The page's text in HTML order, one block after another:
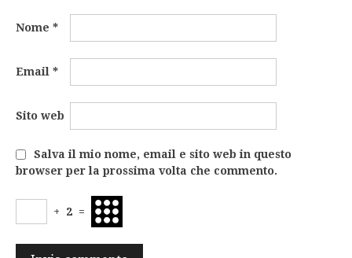
Nome *
Email *
Sito web
Salva il mio nome, email e sito web in questo
browser per la prossima volta che commento.
+ 2 =